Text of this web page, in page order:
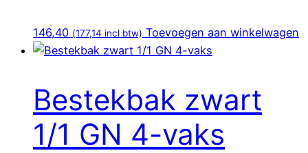
146,40 (177,14 incl btw) Toevoegen aan winkelwagen
Bestekbak zwart
1/1 GN 4-vaks